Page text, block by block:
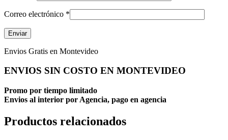
Correo electrónico *
Envios Gratis en Montevideo
ENVIOS SIN COSTO EN MONTEVIDEO
Promo por tiempo limitado
Envios al interior por Agencia, pago en agencia
Productos relacionados